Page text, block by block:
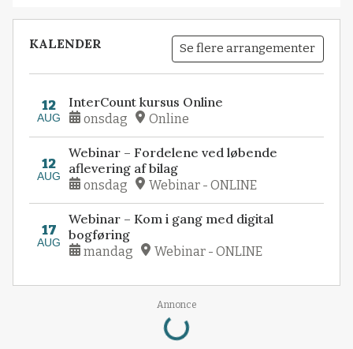
KALENDER Se flere arrangementer
12
AUG
InterCount kursus Online
onsdag Online
12
AUG
Webinar – Fordelene ved løbende
aflevering af bilag
onsdag Webinar - ONLINE
17
AUG
Webinar – Kom i gang med digital
bogføring
mandag Webinar - ONLINE
Annonce
Loading...